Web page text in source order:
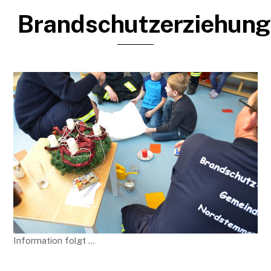
Brandschutzerziehung
Information folgt …